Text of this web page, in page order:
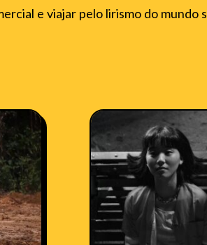
e viajar pelo lirismo do mundo